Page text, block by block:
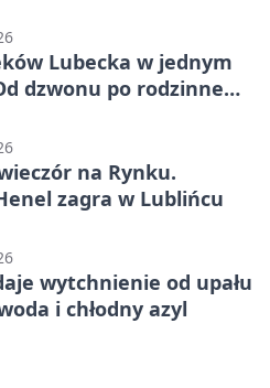
Lubecka w jednym
dzwonu po rodzinne
na Rynku.
zagra w Lublińcu
wytchnienie od upału
i chłodny azyl